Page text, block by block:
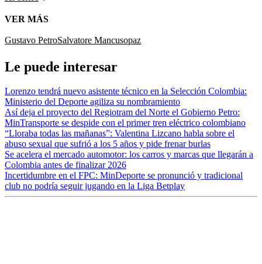
VER MÁS
Gustavo PetroSalvatore Mancusopaz
Le puede interesar
Lorenzo tendrá nuevo asistente técnico en la Selección Colombia:
Ministerio del Deporte agiliza su nombramiento
Así deja el proyecto del Regiotram del Norte el Gobierno Petro:
MinTransporte se despide con el primer tren eléctrico colombiano
“Lloraba todas las mañanas”: Valentina Lizcano habla sobre el
abuso sexual que sufrió a los 5 años y pide frenar burlas
Se acelera el mercado automotor: los carros y marcas que llegarán a
Colombia antes de finalizar 2026
Incertidumbre en el FPC: MinDeporte se pronunció y tradicional
club no podría seguir jugando en la Liga Betplay